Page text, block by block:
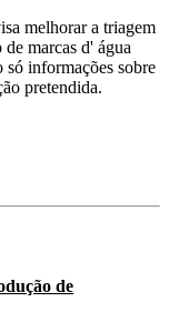
melhorar a triagem
marcas d' água
só informações sobre
pretendida.
de